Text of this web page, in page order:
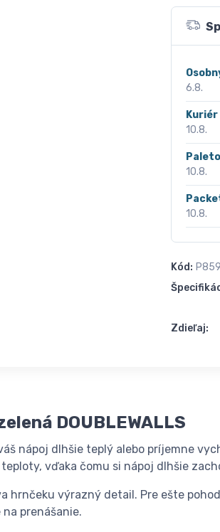
6.8.
10.8.
10.8.
10.8.
Kód:
Zdieľaj:
DOUBLEWALLS
nápoj dlhšie teplý alebo príjemne
vďaka čomu si nápoj dlhšie
hrnčeku výrazný detail. Pre ešte
prenášanie.